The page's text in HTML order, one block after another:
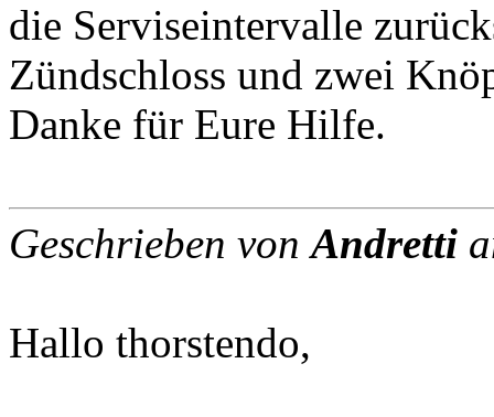
die Serviseintervalle
Zündschloss und zwei
Danke für Eure Hilfe.
Geschrieben vonAndretti
Hallo thorstendo,